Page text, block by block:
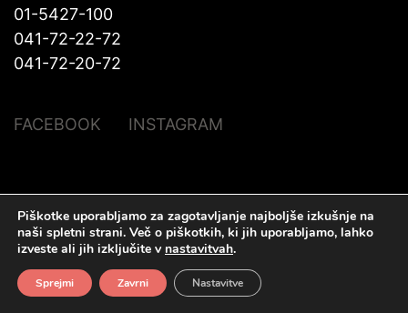
01-5427-100
041-72-22-72
041-72-20-72
FACEBOOK INSTAGRAM
Izdelava spletnih straniPlenum IT d.o.o.
Piškotke uporabljamo za zagotavljanje najboljše izkušnje na
naši spletni strani. Več o piškotkih, ki jih uporabljamo, lahko
izveste ali jih izključite v nastavitvah.
Sprejmi Zavrni Nastavitve